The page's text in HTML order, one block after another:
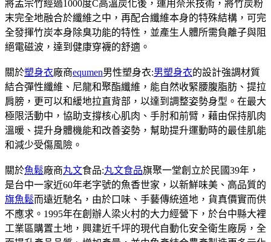
將孟宗竹經過1000度C高溫炭化後，運用奈米技術，將竹炭粉
末完全地融合於纖維之中，再配合纖維本身的特殊結構，可完
全發揮竹炭本身除臭功能的特性，並產生人體所需負離子與阻
絕電磁波，達到健康穿襪的舒適。
關於塑身衣廠商equmen男性塑身衣:男塑身衣的設計強調材質
結合彈性纖維、尼龍和聚酯纖維，能自然收緊腰腹脂肪、提拉
肩膀，更可以和緩地拉直背部，以達到調整姿勢身型。在最大
極限活動中，協助支撐核心肌肉、手肘和前臂，藉由保持肌肉
溫暖、提升身體機能和改善姿勢，幫助提升運動時的最佳肌能
和減少受傷風險。
關於魚鬆廠商丸文食品:丸文食品旗聚一堂創立於民國39年，
是台中一家近60年老字號的魚香世家，以新鮮味美、高品質的
旗魚鬆而遠近馳名，由於口味、手藝傳統道地，貨真價實而供
不應求。1995年在創辦人梁火村的大力經營下，於台中縣大裡
工業區購置土地，興建近千坪的現代自動化安全衛生廠房，全